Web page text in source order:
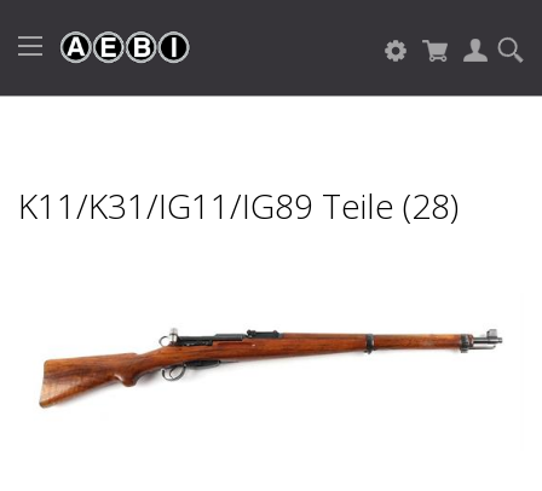
K11/K31/IG11/IG89 Teile (28)